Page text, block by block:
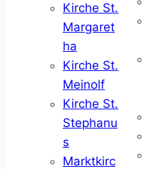
Kirche St.
Margaret
ha
Kirche St.
Meinolf
Kirche St.
Stephanu
s
Marktkirc